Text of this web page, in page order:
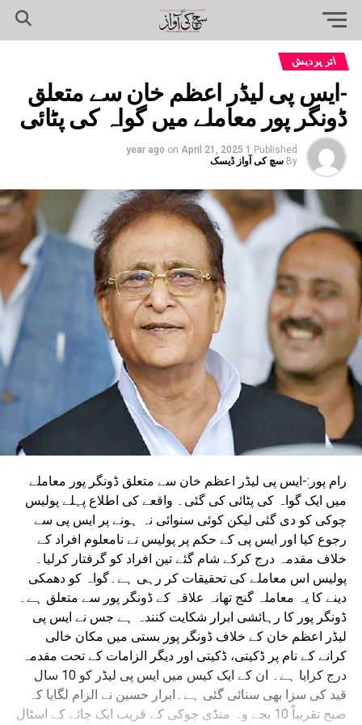
اتر پردیش
-ایس پی لیڈر اعظم خان سے متعلق
ڈونگر پور معاملے میں گواہ کی پٹائی
Published
1 year ago
on April 21, 2025
By سچ کی آواز ڈیسک
رام پور:-ایس پی لیڈر اعظم خان سے متعلق ڈونگر پور معاملے
میں ایک گواہ کی پٹائی کی گئی۔ واقعے کی اطلاع پہلے پولیس
چوکی کو دی گئی لیکن کوئی سنوائی نہ ہونے پر ایس پی سے
رجوع کیا اور ایس پی کے حکم پر پولیس نے نامعلوم افراد کے
خلاف مقدمہ درج کرکے شام گئے تین افراد کو گرفتار کرلیا۔
پولیس اس معاملے کی تحقیقات کر رہی ہے۔گواہ کو دھمکی
دینے کا یہ معاملہ گنج تھانہ علاقہ کے ڈونگر پور سے متعلق ہے۔
ڈونگر پور کا رہائشی ابرار شکایت کنندہ ہے جس نے ایس پی
لیڈر اعظم خان کے خلاف ڈونگر پور بستی میں مکان خالی
کرانے کے نام پر ڈکیتی، ڈکیتی اور دیگر الزامات کے تحت مقدمہ
درج کرایا ہے۔ ان کے ایک کیس میں ایس پی لیڈر کو 10 سال
قید کی سزا بھی سنائی گئی ہے۔ابرار حسین نے الزام لگایا کہ
صبح تقریباً 10 بجے وہ منڈی چوکی کے قریب ایک چائے کے اسٹال